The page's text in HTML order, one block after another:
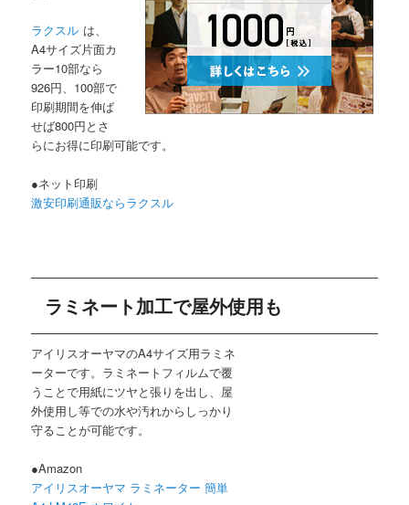
ラクスル は、
A4サイズ片面カ
ラー10部なら
926円、100部で
印刷期間を伸ば
せば800円とさ
らにお得に印刷可能です。
●ネット印刷
激安印刷通販ならラクスル
ラミネート加工で屋外使用も
アイリスオーヤマのA4サイズ用ラミネ
ーターです。ラミネートフィルムで覆
うことで用紙にツヤと張りを出し、屋
外使用し等での水や汚れからしっかり
守ることが可能です。
●Amazon
アイリスオーヤマ ラミネーター 簡単